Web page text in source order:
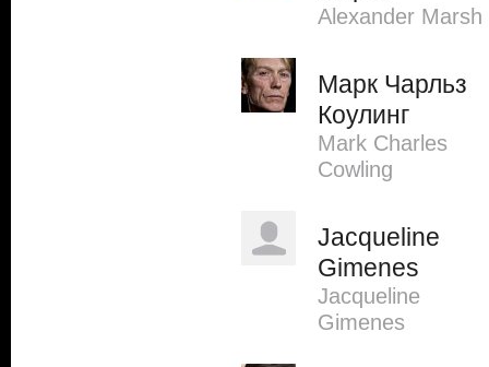
Alexander Marsh
Марк Чарльз
Коулинг
Mark Charles
Cowling
Jacqueline
Gimenes
Jacqueline
Gimenes